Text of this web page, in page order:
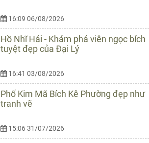
16:09 06/08/2026
Hồ Nhĩ Hải - Khám phá viên ngọc bích
tuyệt đẹp của Đại Lý
16:41 03/08/2026
Phố Kim Mã Bích Kê Phường đẹp như
tranh vẽ
15:06 31/07/2026